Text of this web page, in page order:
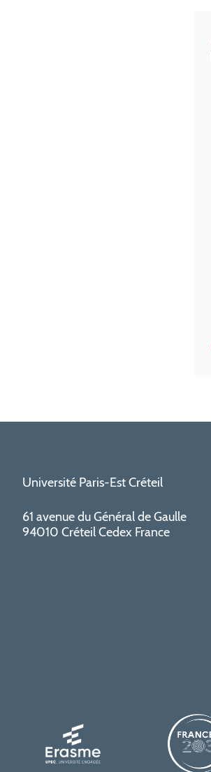
Université Paris-Est Créteil
61 avenue du Général de Gaulle
94010 Créteil Cedex France